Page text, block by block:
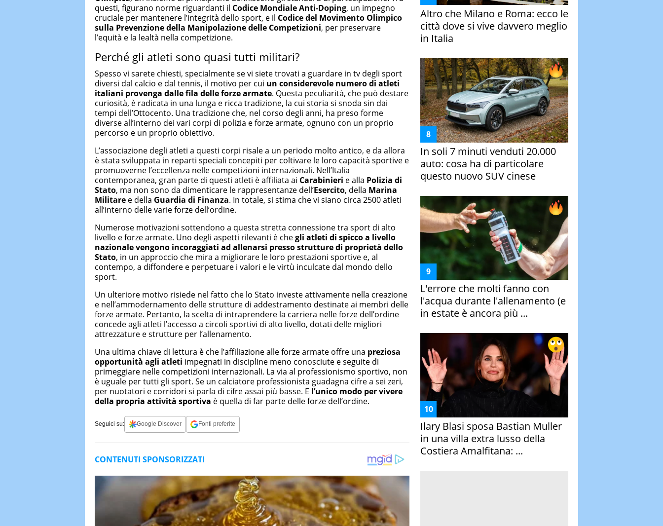
questi, figurano norme riguardanti il Codice Mondiale Anti-Doping, un impegno
cruciale per mantenere l’integrità dello sport, e il Codice del Movimento Olimpico
sulla Prevenzione della Manipolazione delle Competizioni, per preservare
l’equità e la lealtà nella competizione.
Perché gli atleti sono quasi tutti militari?
Spesso vi sarete chiesti, specialmente se vi siete trovati a guardare in tv degli sport
diversi dal calcio e dal tennis, il motivo per cui un considerevole numero di atleti
italiani provenga dalle fila delle forze armate. Questa peculiarità, che può destare
curiosità, è radicata in una lunga e ricca tradizione, la cui storia si snoda sin dai
tempi dell’Ottocento. Una tradizione che, nel corso degli anni, ha preso forme
diverse all’interno dei vari corpi di polizia e forze armate, ognuno con un proprio
percorso e un proprio obiettivo.
L’associazione degli atleti a questi corpi risale a un periodo molto antico, e da allora
è stata sviluppata in reparti speciali concepiti per coltivare le loro capacità sportive e
promuoverne l’eccellenza nelle competizioni internazionali. Nell’Italia
contemporanea, gran parte di questi atleti è affiliata ai Carabinieri e alla Polizia di
Stato, ma non sono da dimenticare le rappresentanze dell’Esercito, della Marina
Militare e della Guardia di Finanza. In totale, si stima che vi siano circa 2500 atleti
all’interno delle varie forze dell’ordine.
Numerose motivazioni sottendono a questa stretta connessione tra sport di alto
livello e forze armate. Uno degli aspetti rilevanti è chegli atleti di spicco a livello
nazionale vengono incoraggiati ad allenarsi presso strutture di proprietà dello
Stato, in un approccio che mira a migliorare le loro prestazioni sportive e, al
contempo, a diffondere e perpetuare i valori e le virtù inculcate dal mondo dello
sport.
Un ulteriore motivo risiede nel fatto che lo Stato investe attivamente nella creazione
e nell’ammodernamento delle strutture di addestramento destinate ai membri delle
forze armate. Pertanto, la scelta di intraprendere la carriera nelle forze dell’ordine
concede agli atleti l’accesso a circoli sportivi di alto livello, dotati delle migliori
attrezzature e strutture per l’allenamento.
Una ultima chiave di lettura è che l’affiliazione alle forze armate offre una preziosa
opportunità agli atleti impegnati in discipline meno conosciute e seguite di
primeggiare nelle competizioni internazionali. La via al professionismo sportivo, non
è uguale per tutti gli sport. Se un calciatore professionista guadagna cifre a sei zeri,
per nuotatori e corridori si parla di cifre assai più basse. E l’unico modo per vivere
della propria attività sportiva è quella di far parte delle forze dell’ordine.
Seguici su: Google Discover Fonti preferite
Altro che Milano e Roma: ecco le
città dove si vive davvero meglio
in Italia
In soli 7 minuti venduti 20.000
auto: cosa ha di particolare
questo nuovo SUV cinese
L'errore che molti fanno con
l'acqua durante l'allenamento (e
in estate è ancora più ...
Ilary Blasi sposa Bastian Muller
in una villa extra lusso della
Costiera Amalfitana: ...